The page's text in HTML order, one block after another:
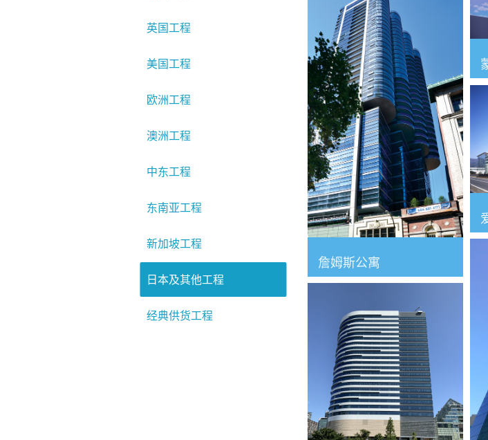
詹姆斯公寓
英国工程
美国工程
欧洲工程
澳洲工程
中东工程
东南亚工程
新加坡工程
日本及其他工程
经典供货工程